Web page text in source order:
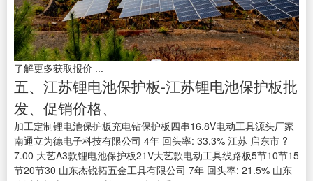
了解更多获取报价 ...
五、江苏锂电池保护板-江苏锂电池保护板批
发、促销价格、
加工定制锂电池保护板充电钻保护板四串16.8V电动工具源头厂家
南通立为德电子科技有限公司 4年 回头率: 33.3% 江苏 启东市 ?
7.00 大艺A3款锂电池保护板21V大艺款电动工具线路板5节10节15
节20节30 山东杰锐拓五金工具有限公司 7年 回头率: 21.5% 山东